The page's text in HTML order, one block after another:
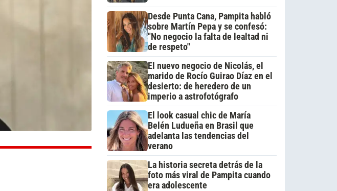
Desde Punta Cana, Pampita habló
sobre Martín Pepa y se confesó:
"No negocio la falta de lealtad ni
de respeto"
El nuevo negocio de Nicolás, el
marido de Rocío Guirao Díaz en el
desierto: de heredero de un
imperio a astrofotógrafo
El look casual chic de María
Belén Ludueña en Brasil que
adelanta las tendencias del
verano
La historia secreta detrás de la
foto más viral de Pampita cuando
era adolescente